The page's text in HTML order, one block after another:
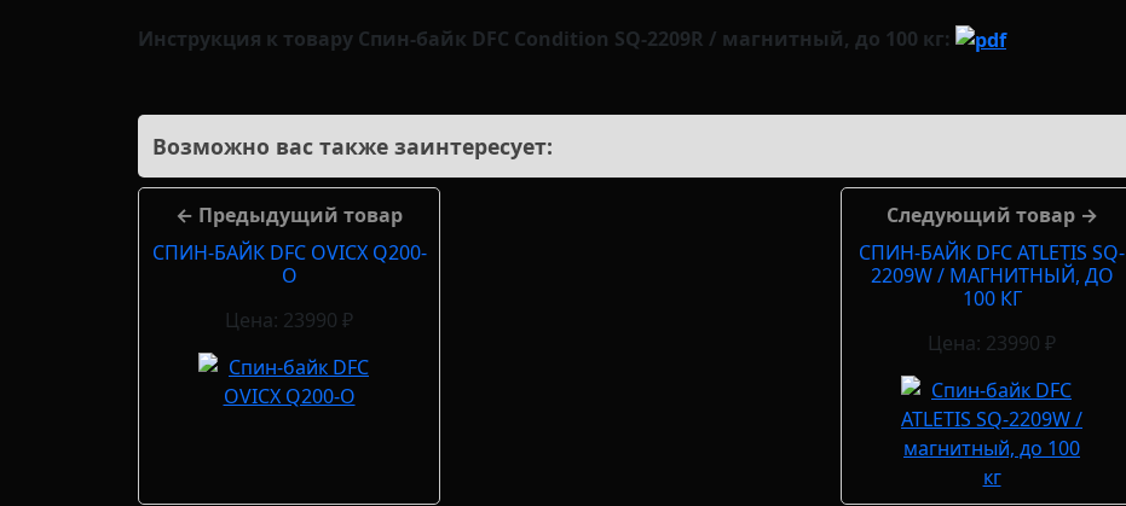
Инструкция к товару Спин-байк DFC Condition SQ-2209R / магнитный, до 100 кг:
Возможно вас также заинтересует:
← Предыдущий товар
СПИН-БАЙК DFC OVICX Q200-
O
Цена: 23990 ₽
Следующий товар →
СПИН-БАЙК DFC ATLETIS SQ-
2209W / МАГНИТНЫЙ, ДО
100 КГ
Цена: 23990 ₽